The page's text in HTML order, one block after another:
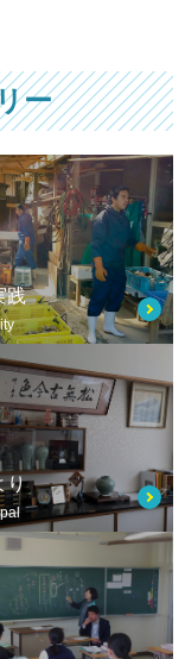
ー
践
り